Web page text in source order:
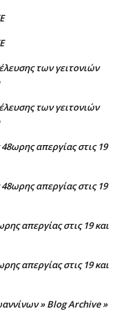
των γειτονιών
των γειτονιών
απεργίας στις 19
απεργίας στις 19
απεργίας στις 19 και
απεργίας στις 19 και
» Blog Archive »